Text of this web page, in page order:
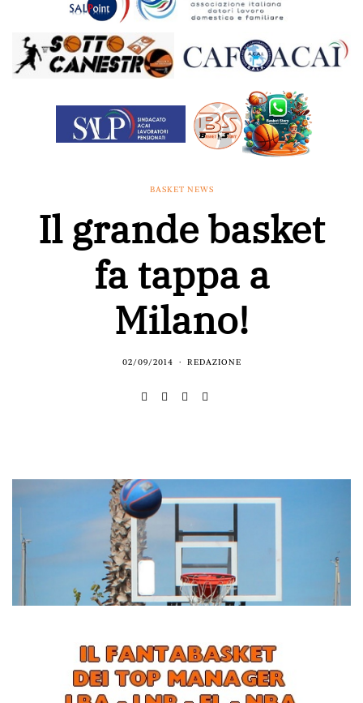
BASKET NEWS
Il grande basket
fa tappa a
Milano!
02/09/2014 REDAZIONE